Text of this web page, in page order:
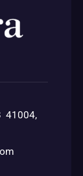
41004,